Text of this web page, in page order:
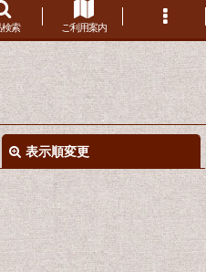
索 ご利用案内
表示順変更